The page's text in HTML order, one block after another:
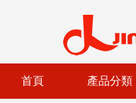
首頁 產品分類